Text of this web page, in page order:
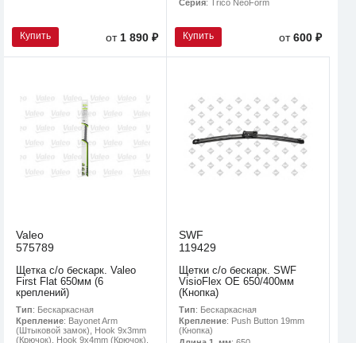
Купить от 1 890 ₽
Серия: Trico NeoForm
Купить от600 ₽
Valeo
575789
Щетка с/о бескарк. Valeo
First Flat 650мм (6
креплений)
Тип: Бескаркасная
Крепление: Bayonet Arm
(Штыковой замок), Hook 9x3mm
(Крючок), Hook 9x4mm (Крючок),
SWF
119429
Щетки с/о бескарк. SWF
VisioFlex OE 650/400мм
(Кнопка)
Тип: Бескаркасная
Крепление: Push Button 19mm
(Кнопка)